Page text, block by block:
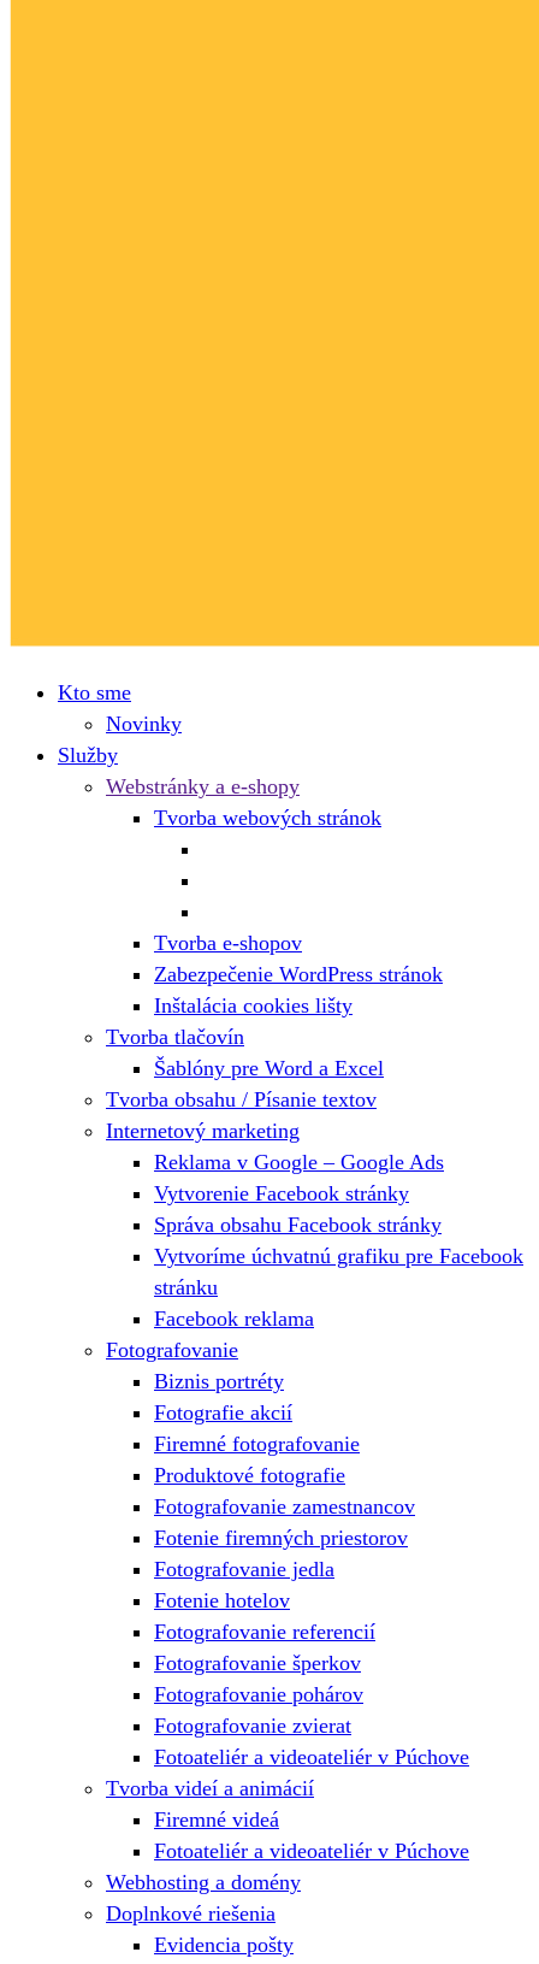
Kto sme
Novinky
Služby
Webstránky a e-shopy
Tvorba webových stránok
Tvorba e-shopov
Zabezpečenie WordPress stránok
Inštalácia cookies lišty
Tvorba tlačovín
Šablóny pre Word a Excel
Tvorba obsahu / Písanie textov
Internetový marketing
Reklama v Google – Google Ads
Vytvorenie Facebook stránky
Správa obsahu Facebook stránky
Vytvoríme úchvatnú grafiku pre Facebook
stránku
Facebook reklama
Fotografovanie
Biznis portréty
Fotografie akcií
Firemné fotografovanie
Produktové fotografie
Fotografovanie zamestnancov
Fotenie firemných priestorov
Fotografovanie jedla
Fotenie hotelov
Fotografovanie referencií
Fotografovanie šperkov
Fotografovanie pohárov
Fotografovanie zvierat
Fotoateliér a videoateliér v Púchove
Tvorba videí a animácií
Firemné videá
Fotoateliér a videoateliér v Púchove
Webhosting a domény
Doplnkové riešenia
Evidencia pošty